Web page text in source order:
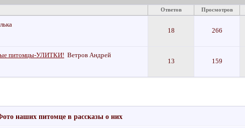
Ответов Просмотров
18
266
питомцы-УЛИТКИ! Ветров Андрей
13
159
наших питомце в рассказы о них